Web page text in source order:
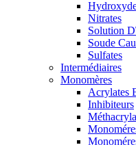
Nitrates
Solution
Soude
Sulfates
Intermédiaires
Monomères
Acrylates
Inhibiteurs